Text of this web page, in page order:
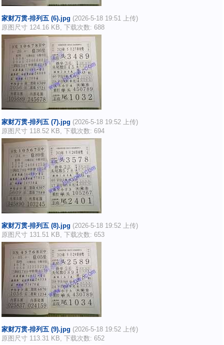
家财万贯-排列五 (6).jpg (2026-5-18 19:51 上传)
原图尺寸 124.16 KB, 下载次数: 688
家财万贯-排列五 (7).jpg (2026-5-18 19:52 上传)
原图尺寸 118.52 KB, 下载次数: 694
家财万贯-排列五 (8).jpg (2026-5-18 19:52 上传)
原图尺寸 131.51 KB, 下载次数: 653
家财万贯-排列五 (9).jpg (2026-5-18 19:52 上传)
原图尺寸 113.31 KB, 下载次数: 652